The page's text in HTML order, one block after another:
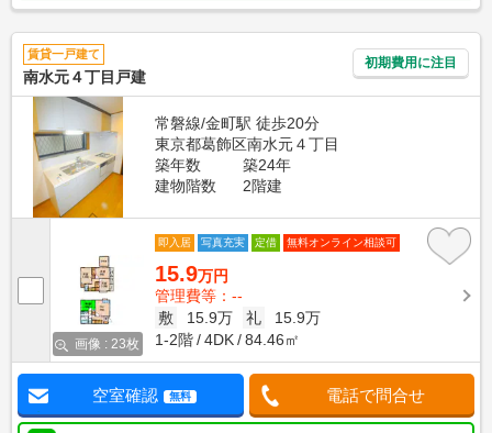
賃貸一戸建て
南水元４丁目戸建
初期費用に注目
常磐線/金町駅 徒歩20分
東京都葛飾区南水元４丁目
築年数
築24年
建物階数
2階建
画像 : 23枚
即入居 写真充実 定借 無料オンライン相談可
15.9万円
管理費等：--
敷
15.9万 礼
15.9万
1-2階
4DK 84.46㎡
空室確認 無料 電話で問合せ